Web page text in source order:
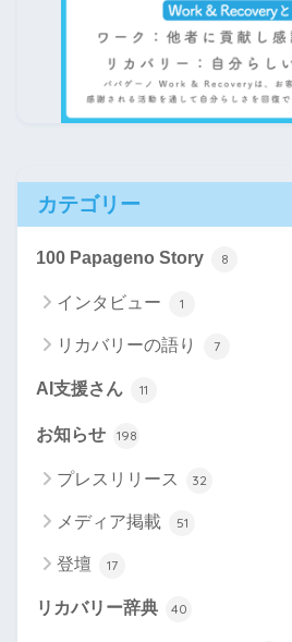
カテゴリー
100 Papageno Story 8
インタビュー 1
リカバリーの語り 7
AI支援さん 11
お知らせ 198
プレスリリース 32
メディア掲載 51
登壇 17
リカバリー辞典 40